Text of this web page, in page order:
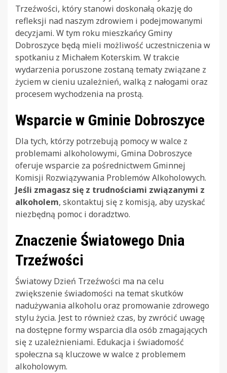
Trzeźwości, który stanowi doskonałą okazję do
refleksji nad naszym zdrowiem i podejmowanymi
decyzjami. W tym roku mieszkańcy Gminy
Dobroszyce będą mieli możliwość uczestniczenia w
spotkaniu z Michałem Koterskim. W trakcie
wydarzenia poruszone zostaną tematy związane z
życiem w cieniu uzależnień, walką z nałogami oraz
procesem wychodzenia na prostą.
Wsparcie w Gminie Dobroszyce
Dla tych, którzy potrzebują pomocy w walce z
problemami alkoholowymi, Gmina Dobroszyce
oferuje wsparcie za pośrednictwem Gminnej
Komisji Rozwiązywania Problemów Alkoholowych.
Jeśli zmagasz się z trudnościami związanymi z
alkoholem, skontaktuj się z komisją, aby uzyskać
niezbędną pomoc i doradztwo.
Znaczenie Światowego Dnia
Trzeźwości
Światowy Dzień Trzeźwości ma na celu
zwiększenie świadomości na temat skutków
nadużywania alkoholu oraz promowanie zdrowego
stylu życia. Jest to również czas, by zwrócić uwagę
na dostępne formy wsparcia dla osób zmagających
się z uzależnieniami. Edukacja i świadomość
społeczna są kluczowe w walce z problemem
alkoholowym.